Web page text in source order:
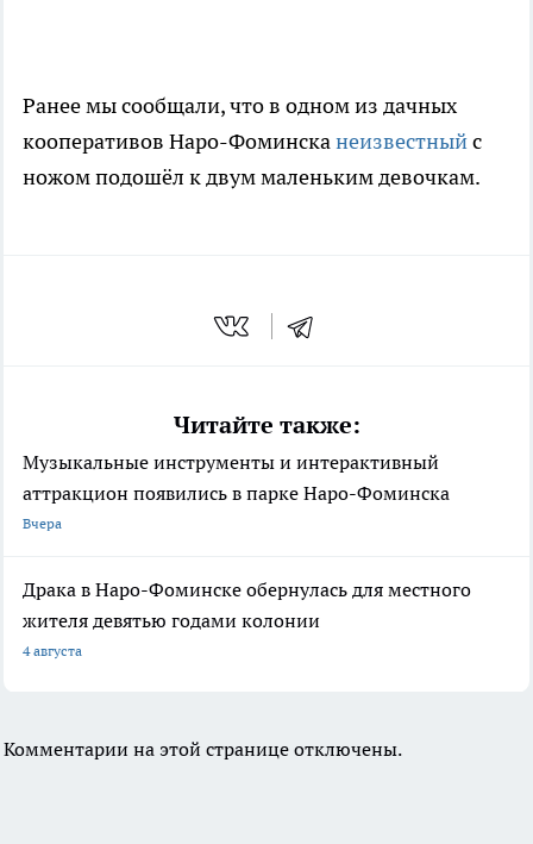
Ранее мы сообщали, что в одном из дачных
кооперативов Наро-Фоминсканеизвестныйс
ножом подошёл к двум маленьким девочкам.
Читайте также:
Музыкальные инструменты и интерактивный
аттракцион появились в парке Наро-Фоминска
Вчера
Драка в Наро-Фоминске обернулась для местного
жителя девятью годами колонии
4 августа
Комментарии на этой странице отключены.